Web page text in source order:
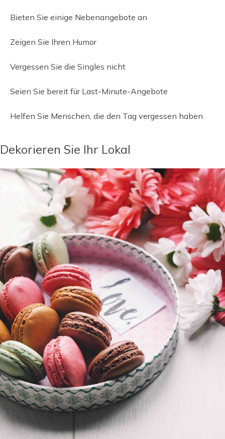
Bieten Sie einige Nebenangebote an
Zeigen Sie Ihren Humor
Vergessen Sie die Singles nicht
Seien Sie bereit für Last-Minute-Angebote
Helfen Sie Menschen, die den Tag vergessen haben
Dekorieren Sie Ihr Lokal